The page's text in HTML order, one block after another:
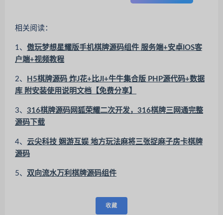
相关阅读：
1、 傲玩梦想星耀版手机棋牌源码组件 服务端+安卓IOS客
户端+视频教程
2、
H5棋牌源码 炸J花+比JI+牛牛集合版 PHP源代码+数据
库 附安装使用说明文档【免费分享】
3、 316棋牌源码网狐荣耀二次开发，316棋牌三网通完整
源码下载
4、 云尖科技 娴游互娱 地方玩法麻将三张捉麻子房卡棋牌
源码
5、 双向流水万利棋牌源码组件
收藏